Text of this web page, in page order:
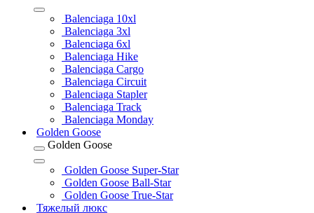
Balenciaga 10xl
Balenciaga 3xl
Balenciaga 6xl
Balenciaga Hike
Balenciaga Cargo
Balenciaga Circuit
Balenciaga Stapler
Balenciaga Track
Balenciaga Monday
Golden Goose
Golden Goose
Golden Goose Super-Star
Golden Goose Ball-Star
Golden Goose True-Star
Тяжелый люкс